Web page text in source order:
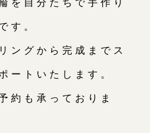
す。
ングから完成までス
ートいたします。
約も承っておりま